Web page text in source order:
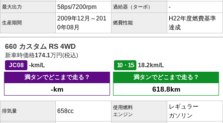
最大出力 58ps/7200rpm 過給器（ターボ） -
生産期間
2009年12月～201
0年08月
燃費性能
H22年度燃費基準
達成
660 カスタム RS 4WD
新車時価格174.1万円(税込)
JC08
-km/L 10・15
18.2km/L
満タンでどこまで走る？
-km
満タンでどこまで走る？
618.8km
排気量 658cc
使用燃料
エンジン
レギュラー
ガソリン